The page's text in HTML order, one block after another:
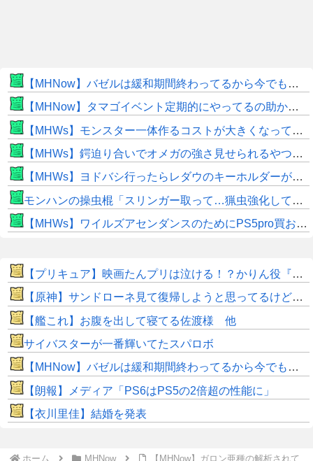
【MHNow】バゼルは緩和期間終わってるから今でもとんでもない数必要なんじゃない？
【MHNow】タマゴイベント定期的にやってるの助かるよね
【MHWs】モンスター一体作るコストが大きくなっている昨今でこそ亜種に頼るべきだよな
【MHWs】鍔迫り合いでオメガの強さ見せられるやつ一番すき
【MHWs】ヨドバシ行ったらレダウのキーホルダーが100円で売ってて草
モンハンの操虫棍「スリンガー取って…猟虫強化して…エキス取って… よし、戦うぞ」←これ
【MHWs】ワイルズアセンダンスのためにPS5pro買おうとしたら転売価格ばかりじゃねーか
【プリキュア】映画たんプリは泣ける！？かりん役『鬼頭明里さん』アラン役『島﨑信長さん』レイン役『内山昂輝さん』だと判明！！
【原神】サンドローネ見て復帰しようと思ってるけどガチャ終わってるんだな。
【艦これ】お腹を出して寝てる佐渡様 他
サイバスターが一番輝いてたスパロボ
【MHNow】バゼルは緩和期間終わってるから今でもとんでもない数必要なんじゃない？
【朗報】メディア「PS6はPS5の2倍超の性能に」
【衣川里佳】結婚を発表
ホーム MHNow
【MHNow】ガロン亜種の解析されて